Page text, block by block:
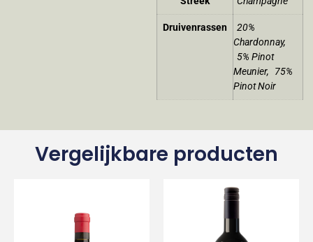
Druivenrassen
20%
Chardonnay,
5% Pinot
Meunier, 75%
Pinot Noir
Vergelijkbare producten